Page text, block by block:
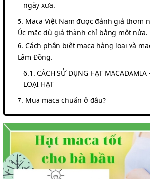
ngày xưa.
Maca Việt Nam được đánh giá thơm
Úc mặc dù giá thành chỉ bằng một nửa.
Cách phân biệt maca hàng loại và
Lâm Đồng.
CÁCH SỬ DỤNG HẠT MACADAMIA
LOẠI HẠT
Mua maca chuẩn ở đâu?